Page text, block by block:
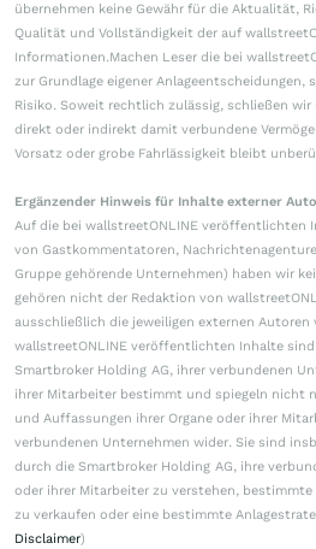
übernehmen keine Gewähr für die Aktualität,
Qualität und Vollständigkeit der auf
Informationen.Machen Leser die bei
zur Grundlage eigener Anlageentscheidungen,
Risiko. Soweit rechtlich zulässig, schließen
direkt oder indirekt damit verbundene
Vorsatz oder grobe Fahrlässigkeit bleibt
Ergänzender Hinweis für Inhalte externer
Auf die bei wallstreetONLINE veröffentlichten
von Gastkommentatoren,
Gruppe gehörende Unternehmen) haben wir
gehören nicht der Redaktion von
ausschließlich die jeweiligen externen
wallstreetONLINE veröffentlichten Inhalte
Smartbroker Holding AG, ihrer verbundenen
ihrer Mitarbeiter bestimmt und spiegeln nicht
und Auffassungen ihrer Organe oder ihrer
verbundenen Unternehmen wider. Sie sind
durch die Smartbroker Holding AG, ihre
oder ihrer Mitarbeiter zu verstehen,
zu verkaufen oder eine bestimmte
Disclaimer)